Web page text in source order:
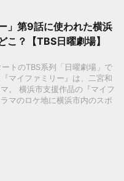
」第9話に使われた横浜
こ？【TBS日曜劇場】
トのTBS系列「日曜劇場」で
マイファミリー』は、二宮和
。 横浜市支援作品の『マイフ
マのロケ地に横浜市内のスポ